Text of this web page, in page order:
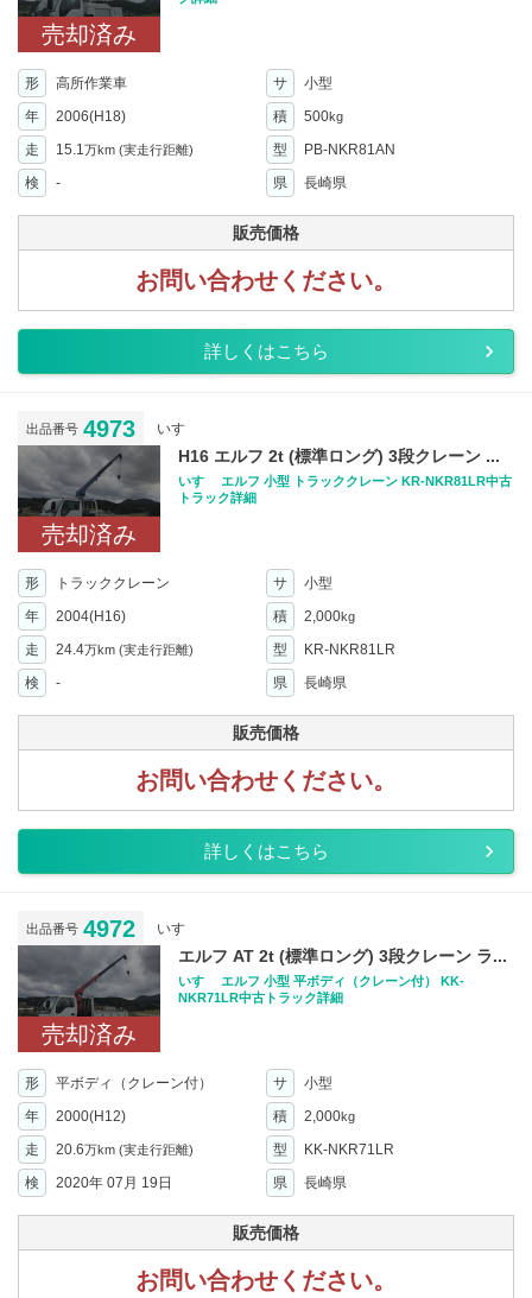
売却済み
形 高所作業車 サ
小型
年
2006(H18) 積 500kg
走 15.1万km (実走行距離) 型
PB-NKR81AN
検
- 県 長崎県
販売価格
お問い合わせください。
詳しくはこちら
出品番号 4973 いすゞ
売却済み
H16 エルフ 2t (標準ロング) 3段クレーン ...
いすゞ エルフ 小型 トラッククレーン KR-NKR81LR中古
トラック詳細
形 トラッククレーン サ
小型
年
2004(H16) 積 2,000kg
走 24.4万km (実走行距離) 型
KR-NKR81LR
検
- 県 長崎県
販売価格
お問い合わせください。
詳しくはこちら
出品番号 4972 いすゞ
売却済み
エルフ AT 2t (標準ロング) 3段クレーン ラ...
いすゞ エルフ 小型 平ボディ（クレーン付） KK-
NKR71LR中古トラック詳細
形 平ボディ（クレーン付） サ
小型
年
2000(H12) 積 2,000kg
走 20.6万km (実走行距離) 型
KK-NKR71LR
検
2020年 07月 19日 県 長崎県
販売価格
お問い合わせください。